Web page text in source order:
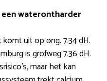
waterontharder
uit op ong. 7.34 dH.
is grofweg 7.36 dH.
maar het kan